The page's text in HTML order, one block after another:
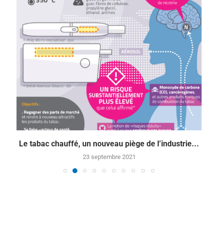
Le tabac chauffé, un nouveau piège de l’industrie...
23 septembre 2021